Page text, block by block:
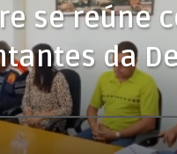
se reúne
da